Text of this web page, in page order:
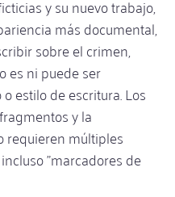
y su nuevo trabajo,
más documental,
sobre el crimen,
es ni puede ser
estilo de escritura. Los
y la
requieren múltiples
"marcadores de